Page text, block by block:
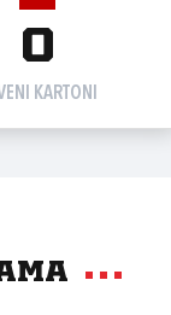
0
KARTONI